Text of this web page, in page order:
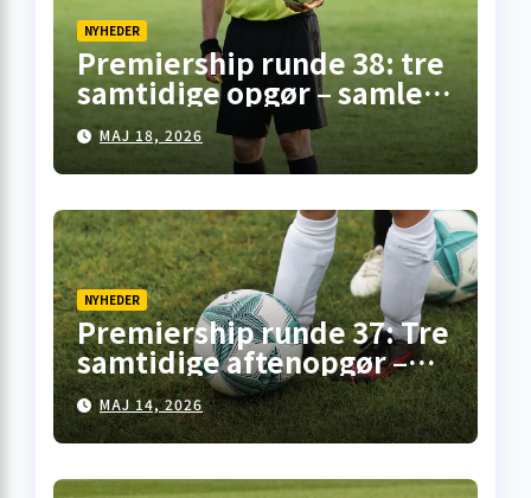
NYHEDER
Premiership runde 38: tre
samtidige opgør – samlet
overblik fra
skotskfodbold.dk
MAJ 18, 2026
NYHEDER
Premiership runde 37: Tre
samtidige aftenopgør –
her er overblikket
MAJ 14, 2026